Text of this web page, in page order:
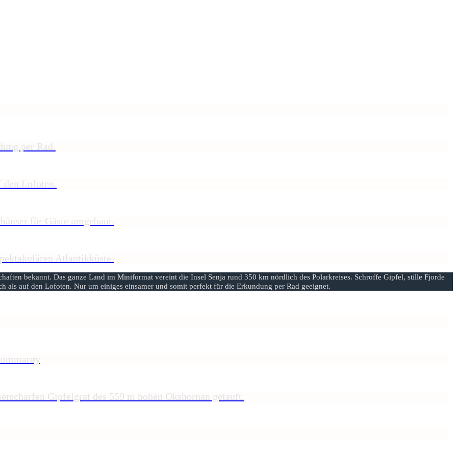
per Rad.
den Lofoten.
für Gäste umgebaut.
Atlantikküste.
bekannt. Das ganze Land im Miniformat vereint die Insel Senja rund 350 km nördlich des Polarkreises. Schroffe Gipfel, stille Fjorde
als auf den Lofoten. Nur um einiges einsamer und somit perfekt für die Erkundung per Rad geeignet.
Gipfelgrat des 559 m hohen Okshornan getauft.